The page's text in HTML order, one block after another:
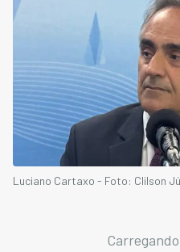
Luciano Cartaxo - Foto: Clilson